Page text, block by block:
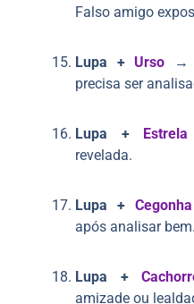
Falso amigo
Lupa + Urso
→
precisa ser
Lupa + Estrela
revelada.
Lupa + Cegonha
após analisar bem.
Lupa +
amizade ou